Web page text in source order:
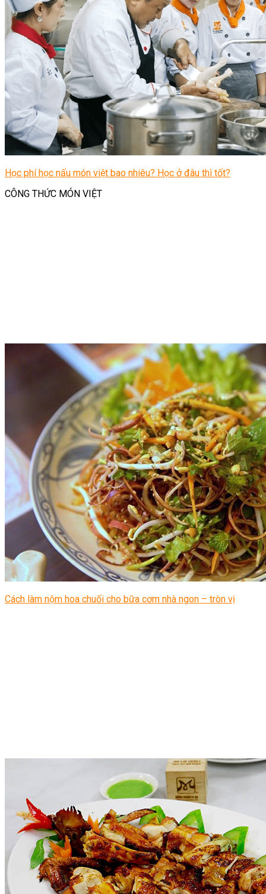
Học phí học nấu món việt bao nhiêu? Học ở đâu thì tốt?
CÔNG THỨC MÓN VIỆT
Cách làm nộm hoa chuối cho bữa cơm nhà ngon – tròn vị